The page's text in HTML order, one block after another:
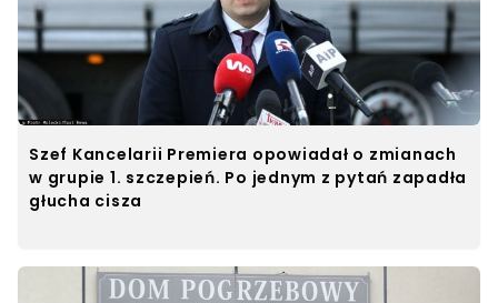
Szef Kancelarii Premiera opowiadał o zmianach
w grupie 1. szczepień. Po jednym z pytań zapadła
głucha cisza